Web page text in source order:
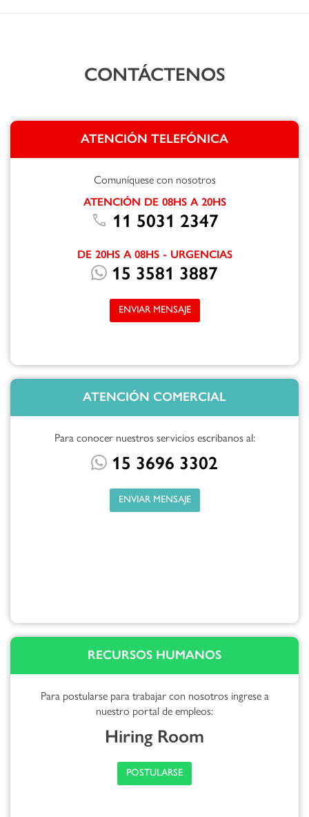
CONTÁCTENOS
ATENCIÓN TELEFÓNICA
Comuníquese con nosotros
ATENCIÓN DE 08HS A 20HS
call 11 5031 2347
DE 20HS A 08HS - URGENCIAS
15 3581 3887
ENVIAR MENSAJE
ATENCIÓN COMERCIAL
Para conocer nuestros servicios escribanos al:
15 3696 3302
ENVIAR MENSAJE
RECURSOS HUMANOS
Para postularse para trabajar con nosotros ingrese a
nuestro portal de empleos:
Hiring Room
POSTULARSE